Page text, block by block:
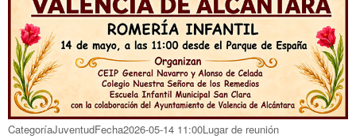
CategoríaJuventudFecha2026-05-14 11:00Lugar de reunión